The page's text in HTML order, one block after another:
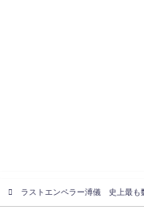
ラストエンペラー溥儀 史上最も